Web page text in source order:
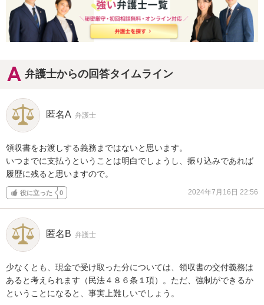
弁護士からの回答タイムライン
匿名A 弁護士
領収書をお渡しする義務まではないと思います。
いつまでに支払うということは明白でしょうし、振り込みであれば
履歴に残ると思いますので。
役に立った 0 2024年7月16日 22:56
匿名B 弁護士
少なくとも、現金で受け取った分については、領収書の交付義務は
あると考えられます（民法４８６条１項）。ただ、強制ができるか
ということになると、事実上難しいでしょう。